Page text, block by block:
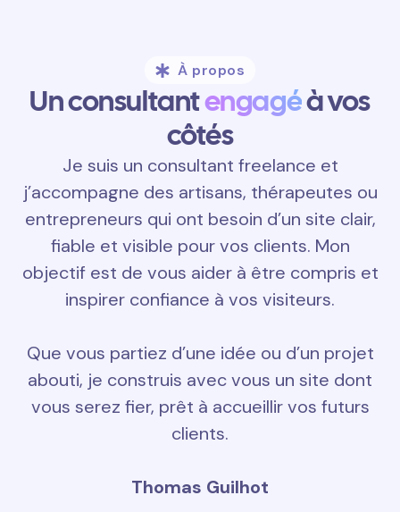
À propos
Un consultantengagéà vos
côtés
Je suis un consultant freelance et
j’accompagne des artisans, thérapeutes ou
entrepreneurs qui ont besoin d’un site clair,
fiable et visible pour vos clients. Mon
objectif est de vous aider à être compris et
inspirer confiance à vos visiteurs.
Que vous partiez d’une idée ou d’un projet
abouti, je construis avec vous un site dont
vous serez fier, prêt à accueillir vos futurs
clients.
Thomas Guilhot